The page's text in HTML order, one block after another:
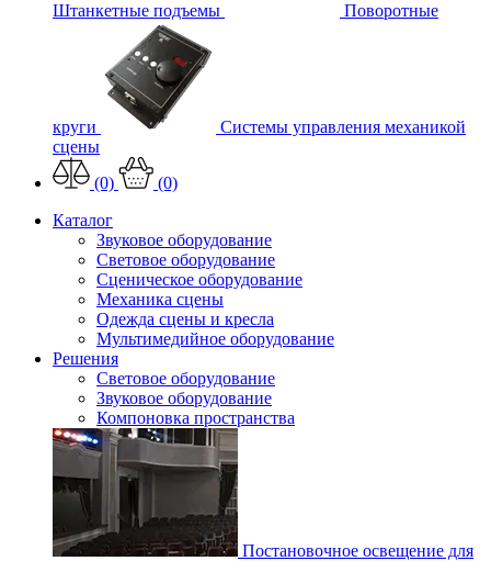
Штанкетные подъемы Поворотные
круги
Системы управления механикой
сцены
(0)
(0)
Каталог
Звуковое оборудование
Световое оборудование
Сценическое оборудование
Механика сцены
Одежда сцены и кресла
Мультимедийное оборудование
Решения
Световое оборудование
Звуковое оборудование
Компоновка пространства
Постановочное освещение для